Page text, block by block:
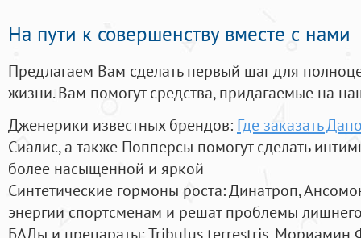
На пути к совершенству вместе с нами
Предлагаем Вам сделать первый шаг для
жизни. Вам помогут средства, придагаемые на
Дженерики известных брендов: Где заказать
Сиалис, а также Попперсы помогут сделать
более насыщенной и яркой
Синтетические гормоны роста: Динатроп,
энергии спортсменам и решат проблемы